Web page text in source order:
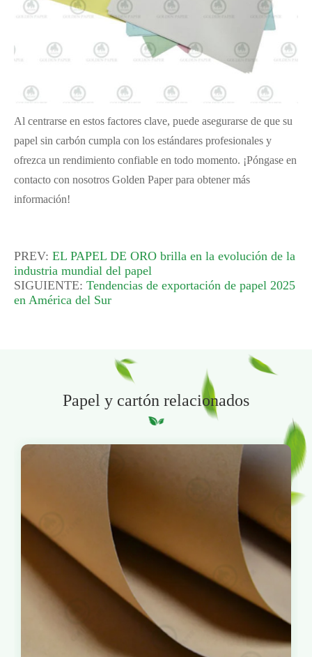
Al centrarse en estos factores clave, puede asegurarse de que su
papel sin carbón cumpla con los estándares profesionales y
ofrezca un rendimiento confiable en todo momento. ¡Póngase en
contacto con nosotros Golden Paper para obtener más
información!
PREV: EL PAPEL DE ORO brilla en la evolución de la
industria mundial del papel
SIGUIENTE: Tendencias de exportación de papel 2025
en América del Sur
Papel y cartón relacionados